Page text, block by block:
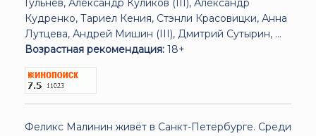
Гульнев, Александр Куликов (III), Александр
Кудренко, Тариел Кения, Стэнли Красовицки, Анна
Лутцева, Андрей Мишин (III), Дмитрий Сутырин, ...
Возрастная рекомендация: 18+
Феликс Малинин живёт в Санкт-Петербурге. Среди